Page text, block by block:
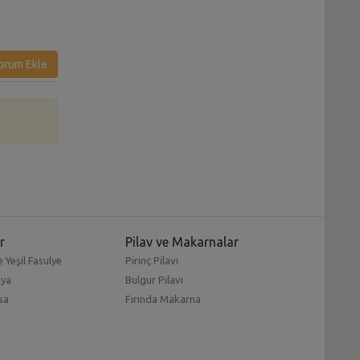
Ekle
Yeşil Fasulye
Pilav ve Makarnalar
Pirinç Pilavı
Bulgur Pilavı
Fırında Makarna